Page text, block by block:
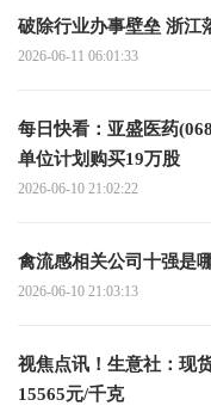
破除行业办事壁垒 浙江
2026-06-11 06:01:33
每日快看：亚盛医药
单位计划购买19万股
2026-06-10 21:02:22
禽流感相关公司十强是
2026-06-10 21:03:13
视焦点讯！生意社：现
15565元/千克